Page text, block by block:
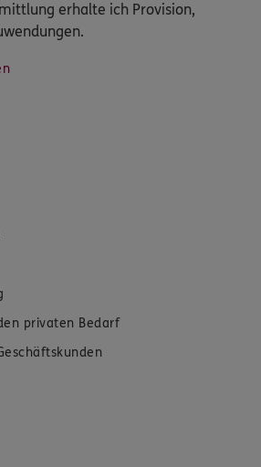
erhalte ich Provision,
privaten Bedarf